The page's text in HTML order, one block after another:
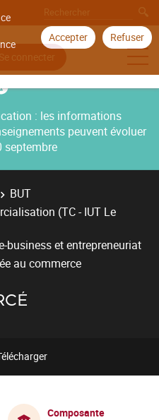
Accepter Refuser
Se connecter
: les informations
peuvent évoluer
septembre
BUT
(TC - IUT Le
business et entrepreneuriat
au commerce
Composante